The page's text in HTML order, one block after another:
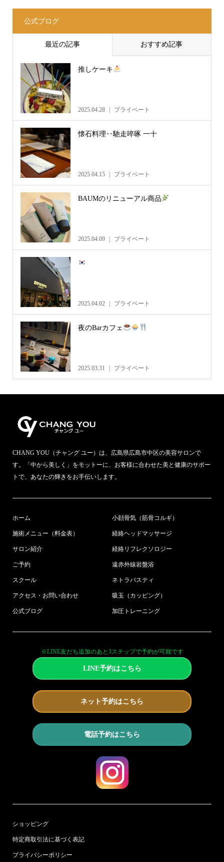
公式ブログ
最近の記事 おすすめ記事
推しケーキ
2025.04.28 プライベート
懐石料理‥馳走啐啄 一十
2025.04.15 プライベート
BAUMのリニューアル商品
2025.04.09 プライベート
2025.04.02 プライベート
夜のBarカフェ
2025.03.31 プライベート
CHANG YOU（チャング ユー）は、広島県広島市中区の美容サロンで
す。「中から美しく」をモットーに、お客様に合わせた美と健康のサポー
トで、あなたの輝きをお手伝いします。
ホーム
施術メニュー（料金表）
サロン紹介
ご予約
スクール
アクセス・お問い合わせ
公式ブログ
小顔骨気（筋骨コルギ）
経絡ヘッドマッサージ
経絡リフレクソロジー
遠赤外線岩盤浴
ネトラバスティ
吸玉（カッピング）
加圧トレーニング
※LINE友だち追加のあと3ステップで予約が可能です
LINE予約はこちら
ネット予約はこちら
電話予約はこちら
ショッピング
特定商取引法に基づく表記
プライバシーポリシー